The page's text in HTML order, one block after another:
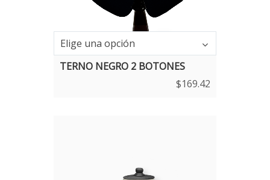
Elige una opción
TERNO NEGRO 2 BOTONES
$169.42